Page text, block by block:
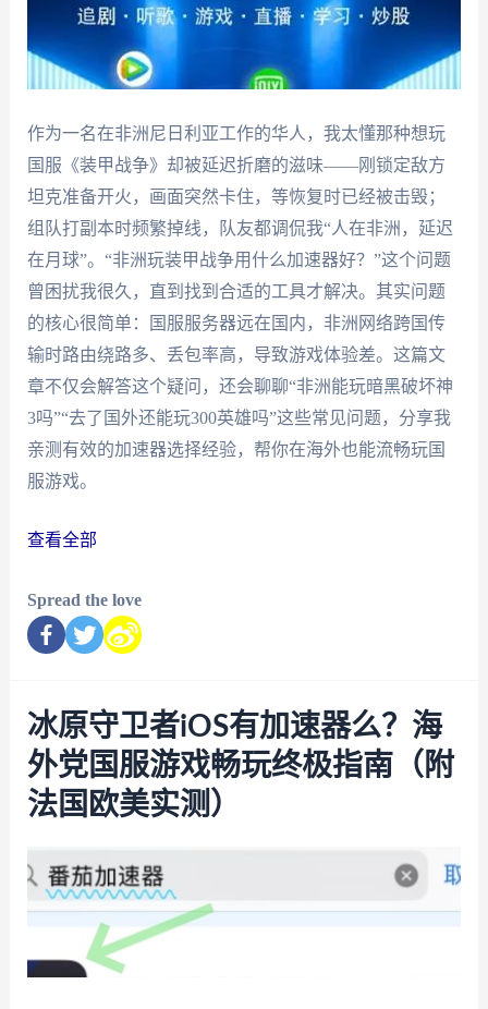
作为一名在非洲尼日利亚工作的华人，我太懂那种想玩
国服《装甲战争》却被延迟折磨的滋味——刚锁定敌方
坦克准备开火，画面突然卡住，等恢复时已经被击毁；
组队打副本时频繁掉线，队友都调侃我“人在非洲，延迟
在月球”。“非洲玩装甲战争用什么加速器好？”这个问题
曾困扰我很久，直到找到合适的工具才解决。其实问题
的核心很简单：国服服务器远在国内，非洲网络跨国传
输时路由绕路多、丢包率高，导致游戏体验差。这篇文
章不仅会解答这个疑问，还会聊聊“非洲能玩暗黑破坏神
3吗”“去了国外还能玩300英雄吗”这些常见问题，分享我
亲测有效的加速器选择经验，帮你在海外也能流畅玩国
服游戏。
查看全部
Spread the love
冰原守卫者iOS有加速器么？海
外党国服游戏畅玩终极指南（附
法国欧美实测）